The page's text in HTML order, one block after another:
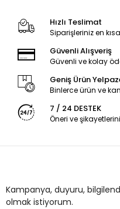
Hızlı Teslimat
Siparişleriniz en
Güvenli Alışveriş
Güvenli ve kolay
Geniş Ürün
Binlerce ürün ve
7 / 24 DESTEK
Öneri ve
Kampanya, duyuru,
olmak istiyorum.